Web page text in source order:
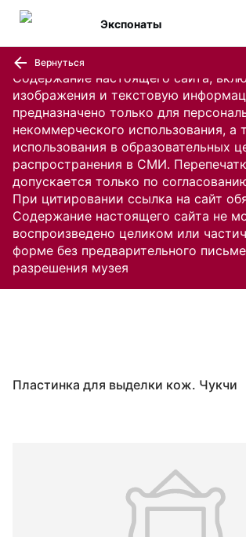
Содержание настоящего сайта,
изображения и текстовую
предназначено только для
некоммерческого использования, а
использования в образовательных
распространения в СМИ.
допускается только по
При цитировании ссылка на сайт
Содержание настоящего сайта не
воспроизведено целиком или
форме без предварительного
разрешения музея
Экспонаты
Вернуться
Пластинка для выделки кож. Чукчи